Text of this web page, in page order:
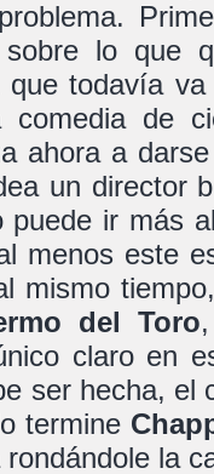
lo que
que todavía
comedia de
ahora a
un director
puede ir más
menos este
mismo
del Toro
claro en
ser hecha, el
termine
la